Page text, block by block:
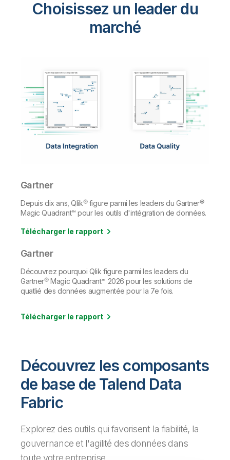
Choisissez un leader du
marché
Gartner
Depuis dix ans, Qlik® figure parmi les leaders du Gartner®
Magic Quadrant™ pour les outils d'intégration de données.
Télécharger le rapport
Gartner
Découvrez pourquoi Qlik figure parmi les leaders du
Gartner® Magic Quadrant™ 2026 pour les solutions de
quatlié des données augmentée pour la 7e fois.
Télécharger le rapport
Découvrez les composants
de base de Talend Data
Fabric
Explorez des outils qui favorisent la fiabilité, la
gouvernance et l'agilité des données dans
toute votre entreprise.